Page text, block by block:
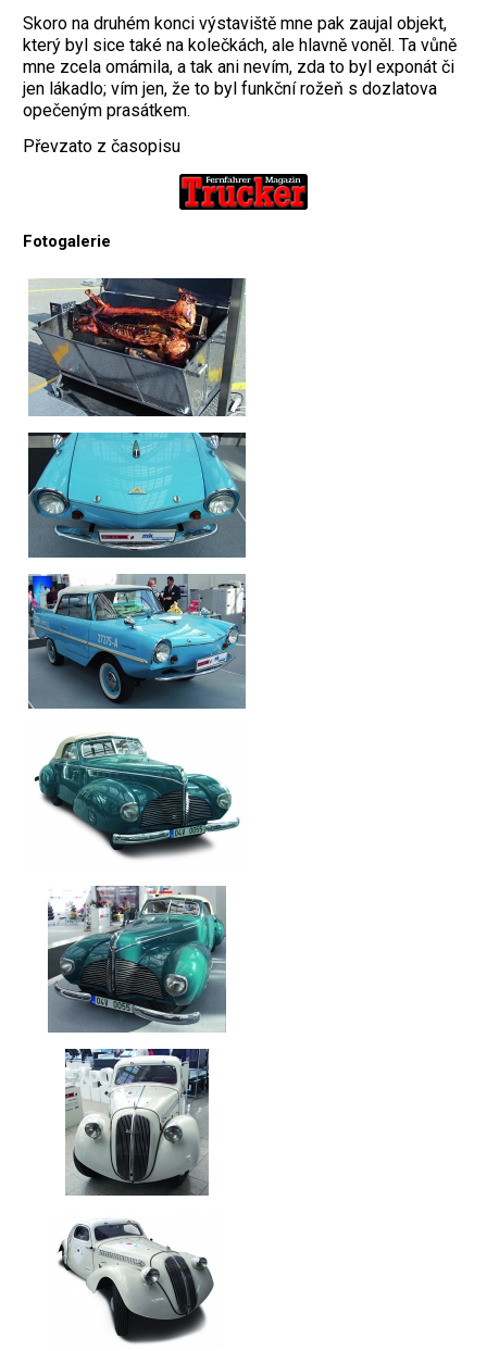
Skoro na druhém konci výstaviště mne pak zaujal objekt,
který byl sice také na kolečkách, ale hlavně voněl. Ta vůně
mne zcela omámila, a tak ani nevím, zda to byl exponát či
jen lákadlo; vím jen, že to byl funkční rožeň s dozlatova
opečeným prasátkem.
Převzato z časopisu
Fotogalerie